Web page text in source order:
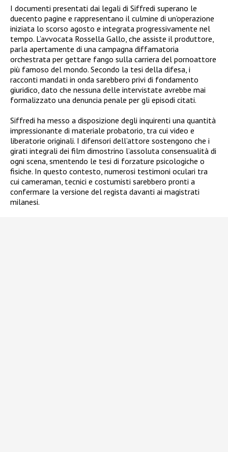
I documenti presentati dai legali di Siffredi superano le
duecento pagine e rappresentano il culmine di un’operazione
iniziata lo scorso agosto e integrata progressivamente nel
tempo. L’avvocata Rossella Gallo, che assiste il produttore,
parla apertamente di una campagna diffamatoria
orchestrata per gettare fango sulla carriera del pornoattore
più famoso del mondo. Secondo la tesi della difesa, i
racconti mandati in onda sarebbero privi di fondamento
giuridico, dato che nessuna delle intervistate avrebbe mai
formalizzato una denuncia penale per gli episodi citati.
Siffredi ha messo a disposizione degli inquirenti una quantità
impressionante di materiale probatorio, tra cui video e
liberatorie originali. I difensori dell’attore sostengono che i
girati integrali dei film dimostrino l’assoluta consensualità di
ogni scena, smentendo le tesi di forzature psicologiche o
fisiche. In questo contesto, numerosi testimoni oculari tra
cui cameraman, tecnici e costumisti sarebbero pronti a
confermare la versione del regista davanti ai magistrati
milanesi.